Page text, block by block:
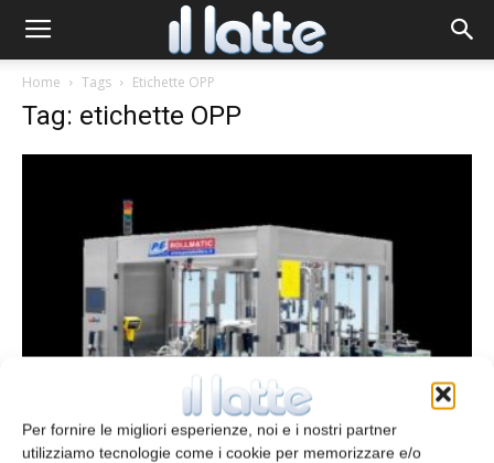
Per fornire le migliori esperienze, noi e i nostri partner
utilizziamo tecnologie come i cookie per memorizzare e/o
Home Tags Etichette OPP
Tag: etichette OPP
redazione 5 Maggio 2016